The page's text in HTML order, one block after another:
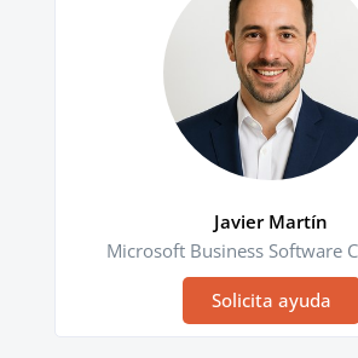
Javier Martín
Microsoft Business Software
Solicita ayuda